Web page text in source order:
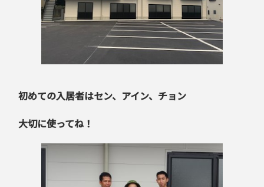
初めての入居者はセン、アイン、チョン
大切に使ってね！